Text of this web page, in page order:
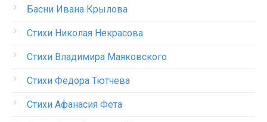
Басни Ивана Крылова
Стихи Николая Некрасова
Стихи Владимира Маяковского
Стихи Федора Тютчева
Стихи Афанасия Фета